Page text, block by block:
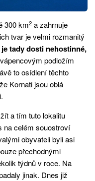
300 km2 a zahrnuje
tvar je velmi rozmanitý
je tady dosti nehostinné,
podložím
to osídlení těchto
Kornati jsou oblá
a tím tuto lokalitu
na celém souostroví
obyvateli byli asi
přechodnými
týdnů v roce. Na
jinak. Dnes již